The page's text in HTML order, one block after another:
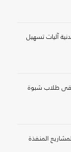
آليات تسهيل
طلاب شبوة
المنفذة